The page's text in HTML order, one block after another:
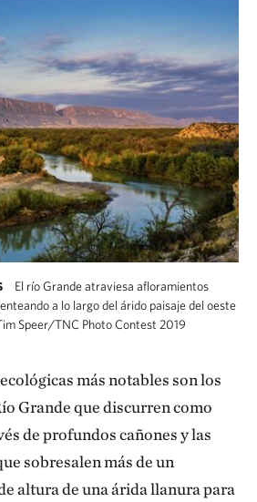
El río Grande atraviesa afloramientos
a lo largo del árido paisaje del oeste
Speer/TNC Photo Contest 2019
más notables son los
Grande que discurren como
de profundos cañones y las
sobresalen más de un
altura de una árida llanura para